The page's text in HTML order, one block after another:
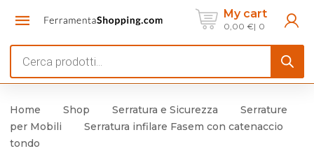
My cart
0,00 € 0
search
Home Shop Serratura e Sicurezza
Serrature
per Mobili
Serratura infilare Fasem con catenaccio
tondo